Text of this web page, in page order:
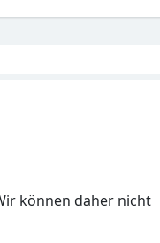
können daher nicht